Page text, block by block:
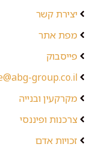
יצירת קשר
מפת אתר
פייסבוק
group.co.il
מקרקעין ובנייה
צרכנות ופיננסי
זכויות אדם